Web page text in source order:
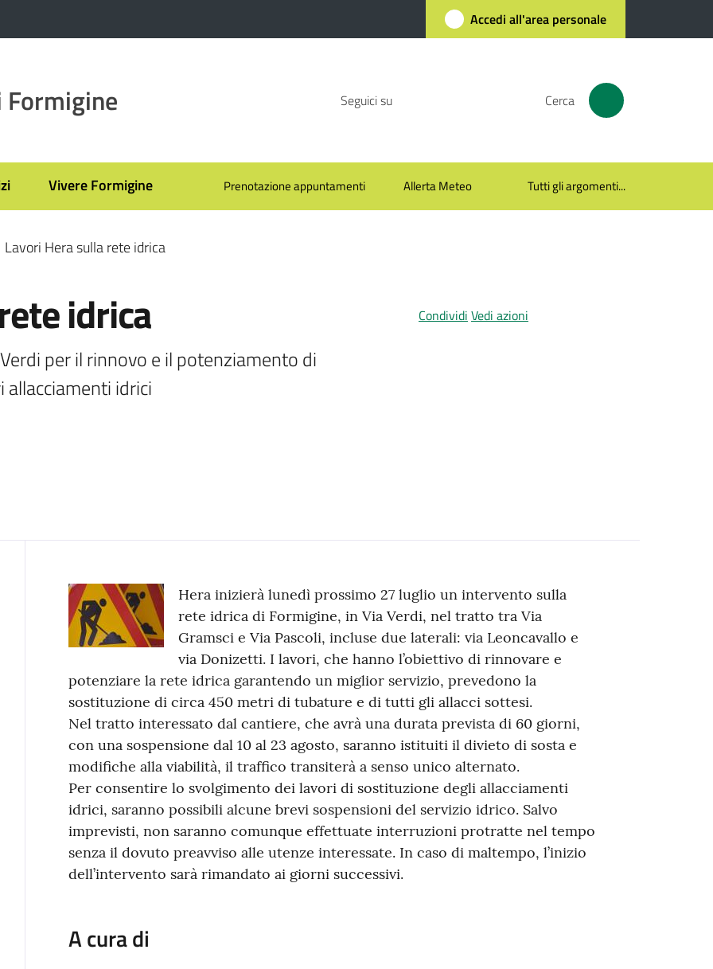
Accedi all'area personale
Formigine Seguici su Cerca
Vivere Formigine Prenotazione appuntamenti Allerta Meteo Tutti gli argomenti...
Lavori Hera sulla rete idrica
idrica
per il rinnovo e il potenziamento di
idrici
Condividi Vedi azioni
Contenuto
Hera inizierà lunedì prossimo 27 luglio un intervento sulla
rete idrica di Formigine, in Via Verdi, nel tratto tra Via
Gramsci e Via Pascoli, incluse due laterali: via Leoncavallo e
via Donizetti. I lavori, che hanno l’obiettivo di rinnovare e
potenziare la rete idrica garantendo un miglior servizio, prevedono la
sostituzione di circa 450 metri di tubature e di tutti gli allacci sottesi.
Nel tratto interessato dal cantiere, che avrà una durata prevista di 60 giorni,
con una sospensione dal 10 al 23 agosto, saranno istituiti il divieto di sosta e
modifiche alla viabilità, il traffico transiterà a senso unico alternato.
Per consentire lo svolgimento dei lavori di sostituzione degli allacciamenti
idrici, saranno possibili alcune brevi sospensioni del servizio idrico. Salvo
imprevisti, non saranno comunque effettuate interruzioni protratte nel tempo
senza il dovuto preavviso alle utenze interessate. In caso di maltempo, l’inizio
dell’intervento sarà rimandato ai giorni successivi.
A cura di